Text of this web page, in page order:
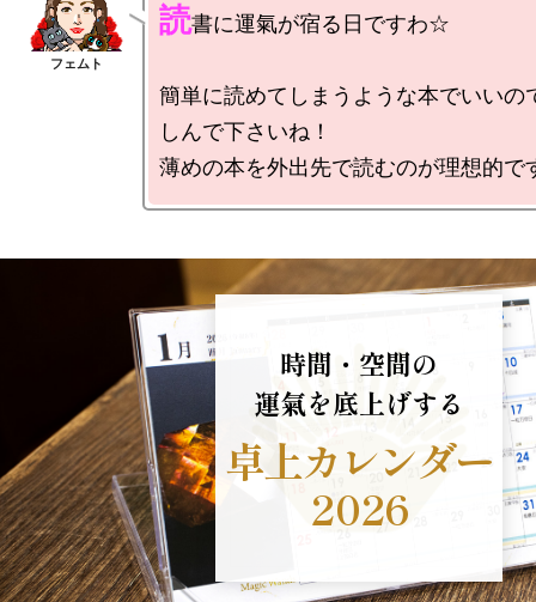
読書に運氣が宿る日ですわ☆
簡単に読めてしまうような本でいいの
しんで下さいね！
薄めの本を外出先で読むのが理想的で
時間・空間の
運氣を底上げする
卓上カレンダー
2026